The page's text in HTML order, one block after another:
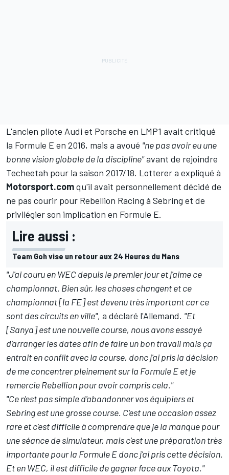
L'ancien pilote Audi et Porsche en LMP1 avait critiqué
la Formule E en 2016, mais a avoué "ne pas avoir eu une
bonne vision globale de la discipline"avant de rejoindre
Techeetah pour la saison 2017/18. Lotterer a expliqué à
Motorsport.comqu'il avait personnellement décidé de
ne pas courir pour Rebellion Racing à Sebring et de
privilégier son implication en Formule E.
Lire aussi :
Team Goh vise un retour aux 24 Heures du Mans
"J'ai couru en WEC depuis le premier jour et j'aime ce
championnat. Bien sûr, les choses changent et ce
championnat [la FE] est devenu très important car ce
sont des circuits en ville", a déclaré l'Allemand. "Et
[Sanya] est une nouvelle course, nous avons essayé
d'arranger les dates afin de faire un bon travail mais ça
entrait en conflit avec la course, donc j'ai pris la décision
de me concentrer pleinement sur la Formule E et je
remercie Rebellion pour avoir compris cela."
"Ce n'est pas simple d'abandonner vos équipiers et
Sebring est une grosse course. C'est une occasion assez
rare et c'est difficile à comprendre que je la manque pour
une séance de simulateur, mais c'est une préparation très
importante pour la Formule E donc j'ai pris cette décision.
Et en WEC, il est difficile de gagner face aux Toyota."